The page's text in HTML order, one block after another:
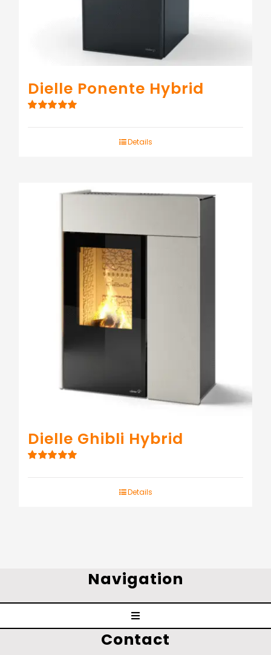
Dielle Ponente Hybrid
Details
Dielle Ghibli Hybrid
Details
Navigation
Toggle
Navigation
Acceuil
Contact